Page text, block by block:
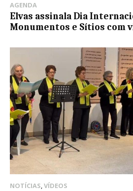
AGENDA
Elvas assinala Dia
Monumentos e Sítios com
NOTÍCIAS,VÍDEOS